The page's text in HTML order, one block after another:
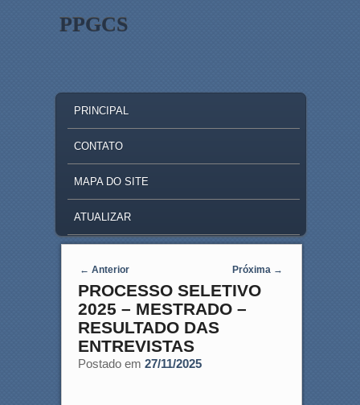
PPGCS
SKIP TO PRIMARY CONTENT
SKIP TO SECONDARY CONTENT
PRINCIPAL
CONTATO
MAPA DO SITE
ATUALIZAR
Post navigation
← Anterior Próxima →
PROCESSO SELETIVO
2025 – MESTRADO –
RESULTADO DAS
ENTREVISTAS
Postado em 27/11/2025